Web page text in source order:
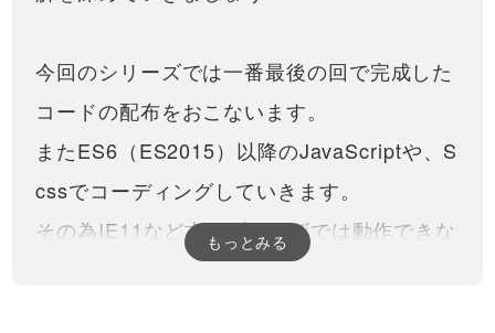
今回のシリーズでは一番最後の回で完成した
コードの配布をおこないます。
またES6（ES2015）以降のJavaScriptや、S
cssでコーディングしていきます。
その為IE11など古いブラウザでは動作できな
い場合がありますので、ご注意ください（po
もっとみる
しないといけない場面があると
いローディン…
エーション・考え方を紹介！
かっこいいCSSアニメーショ
ンを実装できるようになりま
しょう！
transformについての動画はこち
mv.com/video/今回は、文字を1
文字ずつアニメーションで動か
す方法を紹介します。最近はア
ワーメニューの作り方１（全
第２回目https://factory-
programming-
mv.com/video/qxr9bmn8SUI/第
３回目https://factory-
JavaScriptで日付を取得・表